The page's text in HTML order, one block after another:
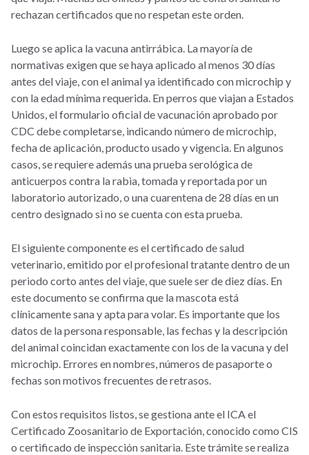
rechazan certificados que no respetan este orden.
Luego se aplica la vacuna antirrábica. La mayoría de
normativas exigen que se haya aplicado al menos 30 días
antes del viaje, con el animal ya identificado con microchip y
con la edad mínima requerida. En perros que viajan a Estados
Unidos, el formulario oficial de vacunación aprobado por
CDC debe completarse, indicando número de microchip,
fecha de aplicación, producto usado y vigencia. En algunos
casos, se requiere además una prueba serológica de
anticuerpos contra la rabia, tomada y reportada por un
laboratorio autorizado, o una cuarentena de 28 días en un
centro designado si no se cuenta con esta prueba.
El siguiente componente es el certificado de salud
veterinario, emitido por el profesional tratante dentro de un
periodo corto antes del viaje, que suele ser de diez días. En
este documento se confirma que la mascota está
clínicamente sana y apta para volar. Es importante que los
datos de la persona responsable, las fechas y la descripción
del animal coincidan exactamente con los de la vacuna y del
microchip. Errores en nombres, números de pasaporte o
fechas son motivos frecuentes de retrasos.
Con estos requisitos listos, se gestiona ante el ICA el
Certificado Zoosanitario de Exportación, conocido como CIS
o certificado de inspección sanitaria. Este trámite se realiza